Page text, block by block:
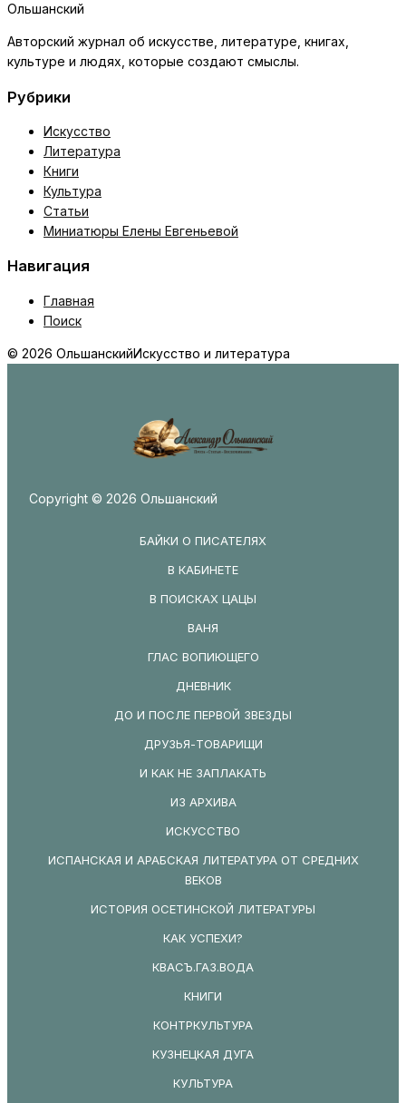
Ольшанский
Авторский журнал об искусстве, литературе, книгах,
культуре и людях, которые создают смыслы.
Рубрики
Искусство
Литература
Книги
Культура
Статьи
Миниатюры Елены Евгеньевой
Навигация
Главная
Поиск
© 2026 ОльшанскийИскусство и литература
Copyright © 2026 Ольшанский
БАЙКИ О ПИСАТЕЛЯХ
В КАБИНЕТЕ
В ПОИСКАХ ЦАЦЫ
ВАНЯ
ГЛАС ВОПИЮЩЕГО
ДНЕВНИК
ДО И ПОСЛЕ ПЕРВОЙ ЗВЕЗДЫ
ДРУЗЬЯ-ТОВАРИЩИ
И КАК НЕ ЗАПЛАКАТЬ
ИЗ АРХИВА
ИСКУССТВО
ИСПАНСКАЯ И АРАБСКАЯ ЛИТЕРАТУРА ОТ СРЕДНИХ
ВЕКОВ
ИСТОРИЯ ОСЕТИНСКОЙ ЛИТЕРАТУРЫ
КАК УСПЕХИ?
КВАСЪ.ГАЗ.ВОДА
КНИГИ
КОНТРКУЛЬТУРА
КУЗНЕЦКАЯ ДУГА
КУЛЬТУРА